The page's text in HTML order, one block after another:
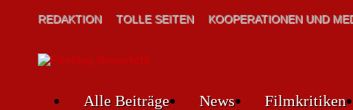
REDAKTION TOLLE SEITEN KOOPERATIONEN UND
Alle Beiträge News Filmkritiken